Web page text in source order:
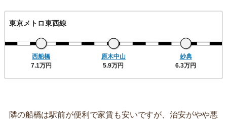
東京メトロ東西線
西船橋
7.1万円
原木中山
5.9万円
妙典
6.3万円
隣の船橋は駅前が便利で家賃も安いですが、治安がやや悪